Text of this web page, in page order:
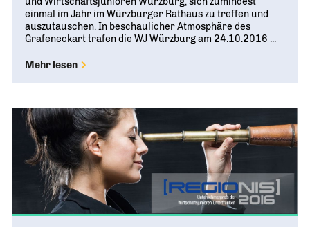
einmal im Jahr im Würzburger Rathaus zu treffen und
auszutauschen. In beschaulicher Atmosphäre des
Grafeneckart trafen die WJ Würzburg am 24.10.2016 ...
Mehr lesen